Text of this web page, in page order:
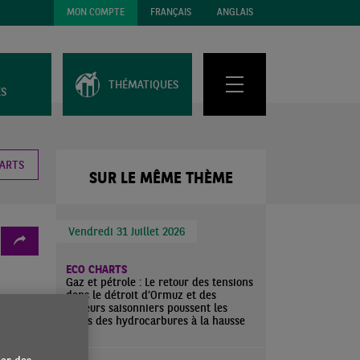
MON COMPTE FRANÇAIS ANGLAIS
THÉMATIQUES
à
la
une
SUR LE MÊME THÈME
Vendredi 31 Juillet 2026
ECO CHARTS
Gaz et pétrole : Le retour des tensions
dans le détroit d’Ormuz et des
facteurs saisonniers poussent les
cours des hydrocarbures à la hausse